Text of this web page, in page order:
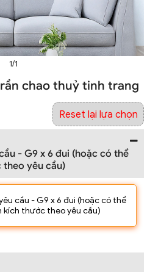
1/1
chao thuỷ tinh trang
- G9 x 6 đui (hoặc có thể
yêu cầu)
cầu - G9 x 6 đui (hoặc có thể
kích thước theo yêu cầu)
Reset lại lựa chọn